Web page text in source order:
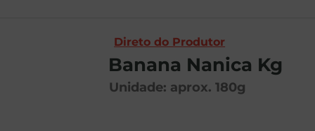
Direto do Produtor
Banana Nanica Kg
Unidade: aprox. 180g